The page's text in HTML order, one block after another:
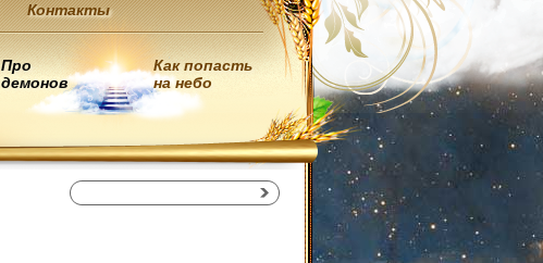
Контакты
Про
демонов
Как попасть
на небо